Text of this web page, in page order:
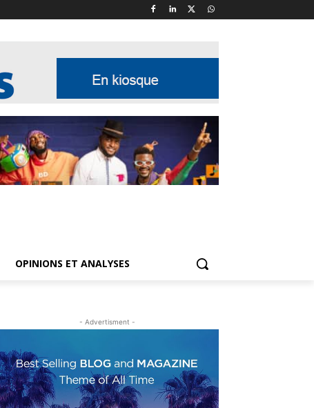
OPINIONS ET ANALYSES
- Advertisment -